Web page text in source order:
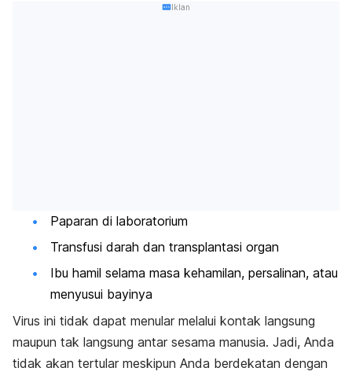
Iklan
Paparan di laboratorium
Transfusi darah dan transplantasi organ
Ibu hamil selama masa kehamilan, persalinan, atau
menyusui bayinya
Virus ini tidak dapat menular melalui kontak langsung
maupun tak langsung antar sesama manusia. Jadi, Anda
tidak akan tertular meskipun Anda berdekatan dengan